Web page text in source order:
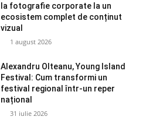
la fotografie corporate la un
ecosistem complet de conținut
vizual
1 august 2026
Alexandru Olteanu, Young Island
Festival: Cum transformi un
festival regional într-un reper
național
31 iulie 2026